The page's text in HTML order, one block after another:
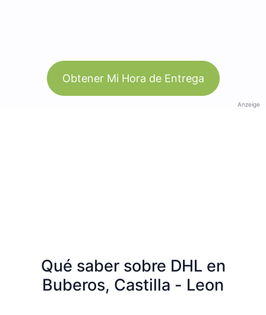
Obtener Mi Hora de Entrega
Anzeige
Qué saber sobre DHL en
Buberos, Castilla - Leon